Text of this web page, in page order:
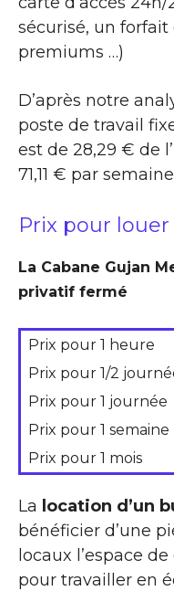
sécurisé, un forfait
premiums …)
D’après notre
poste de travail
est de 28,29 € de
71,11 € par
Prix pour
La Cabane Gujan
privatif fermé
Prix pour 1 heure
Prix pour 1/2
Prix pour 1 journée
Prix pour 1 semaine
Prix pour 1 mois
La location d’un
bénéficier d’une
locaux l’espace de
pour travailler en